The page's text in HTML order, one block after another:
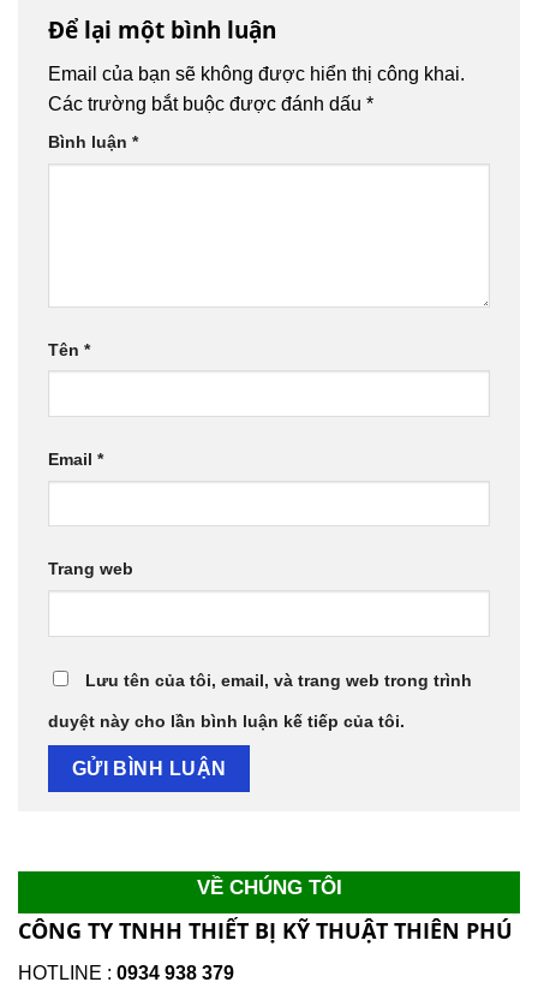
Để lại một bình luận
Email của bạn sẽ không được hiển thị công khai.
Các trường bắt buộc được đánh dấu *
Bình luận *
Tên *
Email *
Trang web
Lưu tên của tôi, email, và trang web trong trình
duyệt này cho lần bình luận kế tiếp của tôi.
VỀ CHÚNG TÔI
CÔNG TY TNHH THIẾT BỊ KỸ THUẬT THIÊN PHÚ
HOTLINE : 0934 938 379